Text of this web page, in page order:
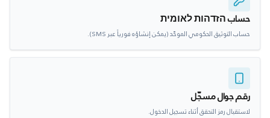
حساب הזדהות לאומית
حساب التوثيق الحكومي الموحّد (يمكن إنشاؤه فورياً عبر SMS).
رقم جوال مسجّل
لاستقبال رمز التحقق أثناء تسجيل الدخول.